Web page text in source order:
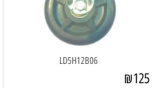
LD5H12B06
₪125